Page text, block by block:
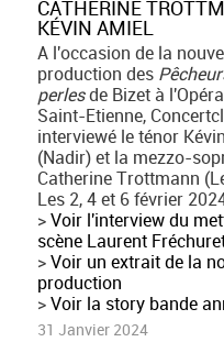
CATHERINE
KÉVIN AMIEL
A l'occasion de la
production des
perlesde Bizet à
Saint-Etienne,
interviewé le ténor
(Nadir) et la mezzo-
Catherine Trottmann
Les 2, 4 et 6 février
>Voir l'interview du
scène Laurent
>Voir un extrait de la
production
>Voir la story bande
31 Janvier 2024